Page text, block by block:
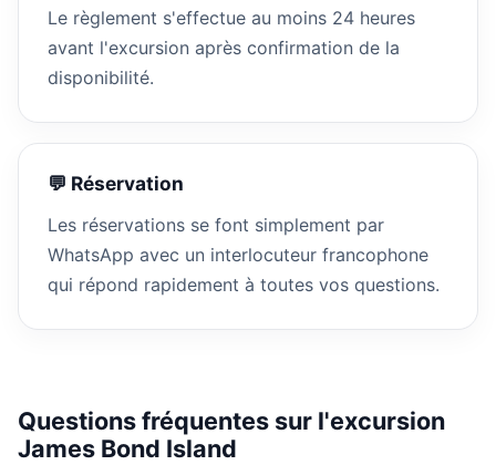
Le règlement s'effectue au moins 24 heures
avant l'excursion après confirmation de la
disponibilité.
💬 Réservation
Les réservations se font simplement par
WhatsApp avec un interlocuteur francophone
qui répond rapidement à toutes vos questions.
Questions fréquentes sur l'excursion
James Bond Island